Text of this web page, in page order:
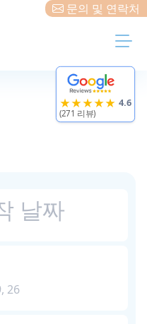
문의 및 연락처
★★★★★ 4.6
(271 리뷰)
날짜
26